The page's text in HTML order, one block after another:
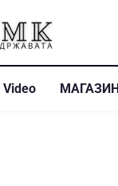
Video МАГАЗИН